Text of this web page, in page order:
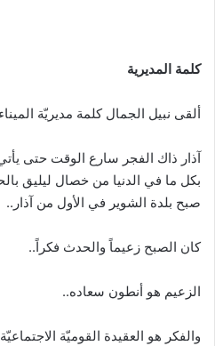
كلمة المديرية
ألقى نبيل الجمال كلمة مديريّة
آذار ذاك الفجر سارع الوقت حتى
بكل ما في الدنيا من خصال ليليق
صبح بلدة الشوير في الأول من آذار..
كان الصبح زعيماً والحدث فكراً..
الزعيم هو أنطون سعاده..
والفكر هو العقيدة القوميّة